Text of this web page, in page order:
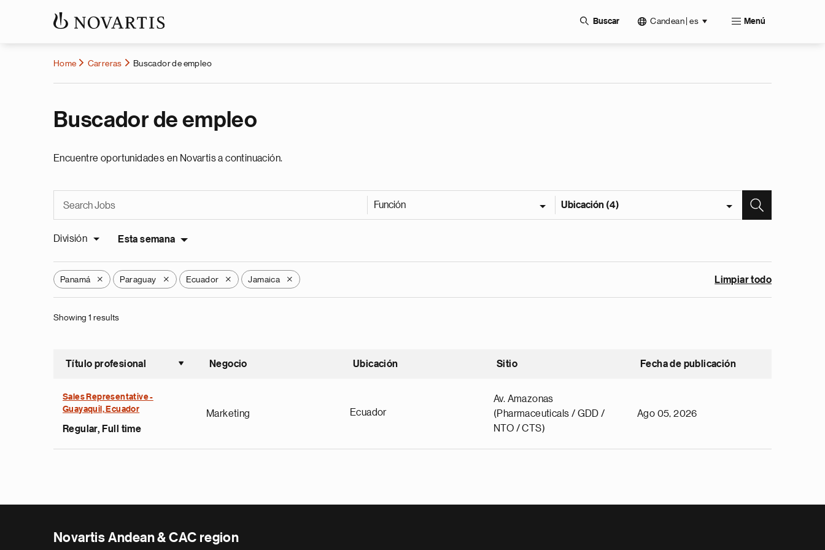
Buscar Candean | es Menú
Home Carreras Buscador de empleo
Buscador de empleo
Encuentre oportunidades en Novartis a continuación.
Función Ubicación (4)
División Esta semana
Panamá X Paraguay X Ecuador X Jamaica X Limpiar todo
Showing 1 results
Título profesional
Ordenar ascendente
Negocio Ubicación Sitio Fecha de publicación
Sales Representative -
Guayaquil, Ecuador
Regular, Full time
Marketing Ecuador
Av. Amazonas
(Pharmaceuticals / GDD /
NTO / CTS)
Ago 05, 2026
Novartis Andean & CAC region